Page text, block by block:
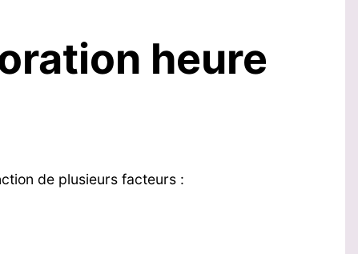
heure
de plusieurs facteurs :